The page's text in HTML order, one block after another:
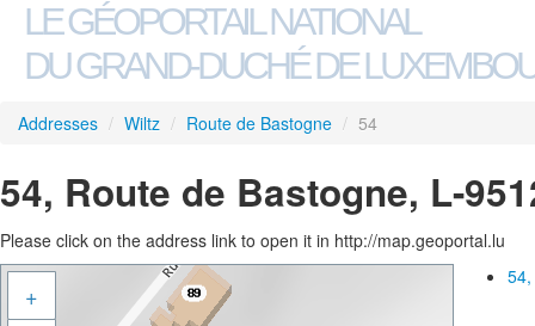
LE GÉOPORTAIL NATIONAL
DU GRAND-DUCHÉ DE
Addresses / Wiltz / Route de Bastogne / 54
54, Route de Bastogne, L-
Please click on the address link to open it in http://map.geoportal.lu
+